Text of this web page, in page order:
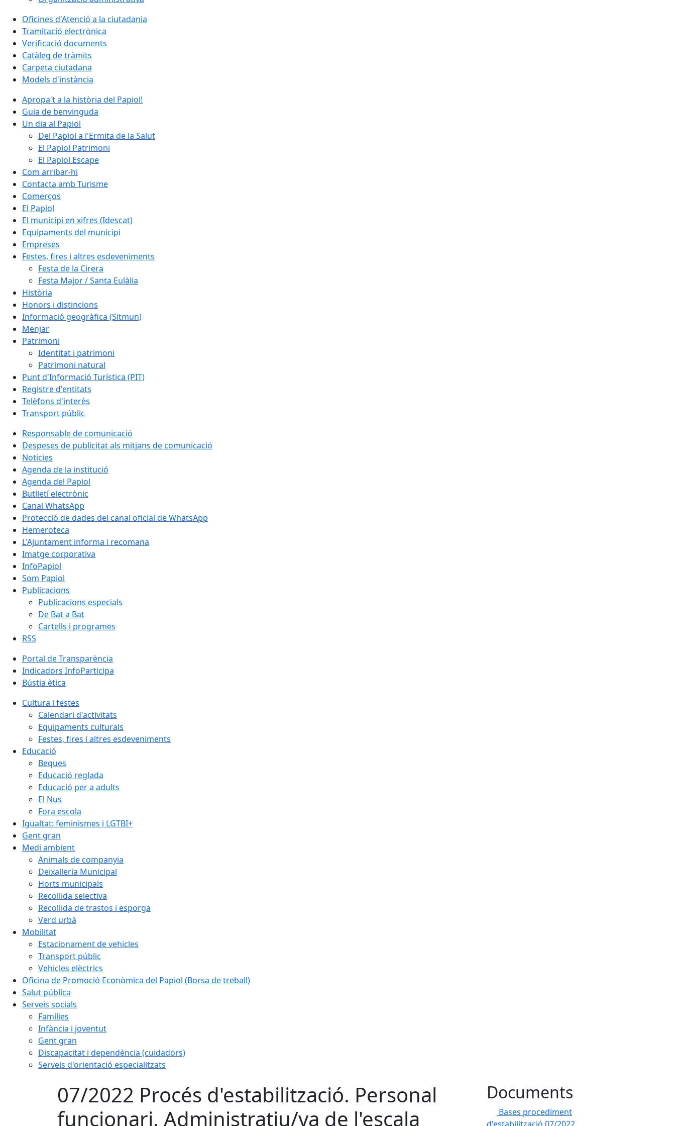
Oficines d'Atenció a la ciutadania
Tramitació electrònica
Verificació documents
Catàleg de tràmits
Carpeta ciutadana
Models d'instància
Apropa't a la història del Papiol!
Guia de benvinguda
Un dia al Papiol
Del Papiol a l'Ermita de la Salut
El Papiol Patrimoni
El Papiol Escape
Com arribar-hi
Contacta amb Turisme
Comerços
El Papiol
El municipi en xifres (Idescat)
Equipaments del municipi
Empreses
Festes, fires i altres esdeveniments
Festa de la Cirera
Festa Major / Santa Eulàlia
Història
Honors i distincions
Informació geogràfica (Sitmun)
Menjar
Patrimoni
Identitat i patrimoni
Patrimoni natural
Punt d'Informació Turística (PIT)
Registre d'entitats
Telèfons d'interès
Transport públic
Responsable de comunicació
Despeses de publicitat als mitjans de comunicació
Noticies
Agenda de la institució
Agenda del Papiol
Butlletí electrònic
Canal WhatsApp
Protecció de dades del canal oficial de WhatsApp
Hemeroteca
L'Ajuntament informa i recomana
Imatge corporativa
InfoPapiol
Som Papiol
Publicacions
Publicacions especials
De Bat a Bat
Cartells i programes
RSS
Portal de Transparència
Indicadors InfoParticipa
Bústia ètica
Cultura i festes
Calendari d'activitats
Equipaments culturals
Festes, fires i altres esdeveniments
Educació
Beques
Educació reglada
Educació per a adults
El Nus
Fora escola
Igualtat: feminismes i LGTBI+
Gent gran
Medi ambient
Animals de companyia
Deixalleria Municipal
Horts municipals
Recollida selectiva
Recollida de trastos i esporga
Verd urbà
Mobilitat
Estacionament de vehicles
Transport públic
Vehicles elèctrics
Oficina de Promoció Econòmica del Papiol (Borsa de treball)
Salut pública
Serveis socials
Famílies
Infància i joventut
Gent gran
Discapacitat i dependència (cuidadors)
Serveis d'orientació especialitzats
07/2022 Procés d'estabilització. Personal
funcionari. Administratiu/va de l'escala
Documents
Bases procediment